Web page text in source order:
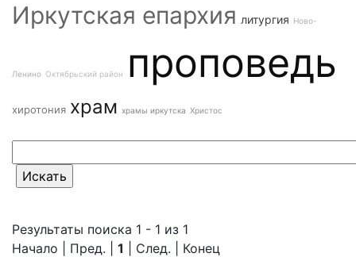
Иркутская епархия литургия Ново-
Ленино Октябрьский район проповедь
хиротония храм храмы иркутска Христос
Результаты поиска 1 - 1 из 1
Начало | Пред. | 1 | След. | Конец